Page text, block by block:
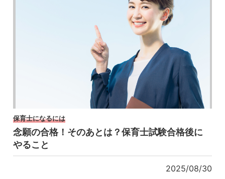
保育士になるには
念願の合格！そのあとは？保育士試験合格後に
やること
2025/08/30